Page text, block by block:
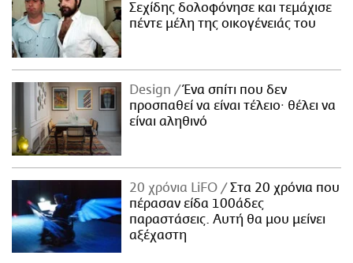
Σεχίδης δολοφόνησε και τεμάχισε
πέντε μέλη της οικογένειάς του
Design
Ένα σπίτι που δεν
προσπαθεί να είναι τέλειο· θέλει να
είναι αληθινό
20 χρόνια LiFO
Στα 20 χρόνια που
πέρασαν είδα 100άδες
παραστάσεις. Αυτή θα μου μείνει
αξέχαστη